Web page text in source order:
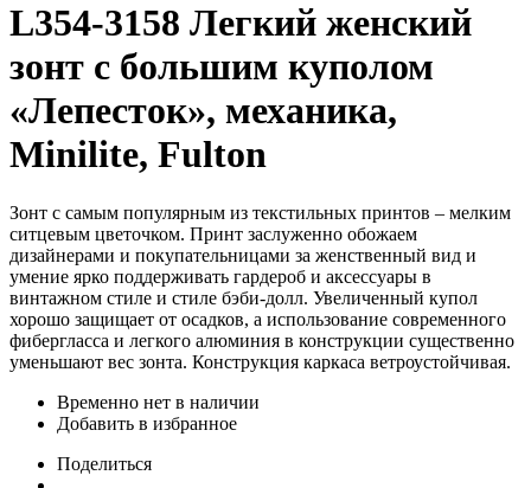
L354-3158 Легкий женский
зонт с большим куполом
«Лепесток», механика,
Minilite, Fulton
Зонт с самым популярным из текстильных принтов – мелким
ситцевым цветочком. Принт заслуженно обожаем
дизайнерами и покупательницами за женственный вид и
умение ярко поддерживать гардероб и аксессуары в
винтажном стиле и стиле бэби-долл. Увеличенный купол
хорошо защищает от осадков, а использование современного
фибергласса и легкого алюминия в конструкции существенно
уменьшают вес зонта. Конструкция каркаса ветроустойчивая.
Временно нет в наличии
Добавить в избранное
Поделиться